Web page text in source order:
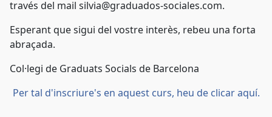
través del mail silvia@graduados-sociales.com.
Esperant que sigui del vostre interès, rebeu una forta
abraçada.
Col·legi de Graduats Socials de Barcelona
Per tal d'inscriure's en aquest curs, heu de clicar aquí.